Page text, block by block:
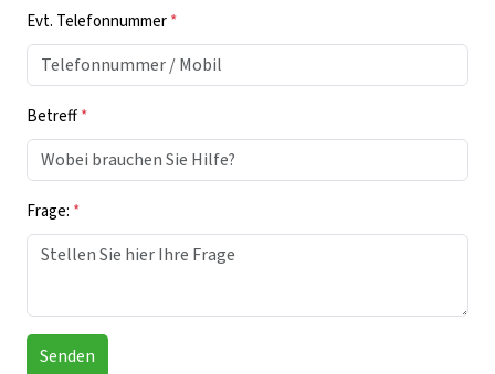
Evt. Telefonnummer*
Betreff*
Frage: *
Senden